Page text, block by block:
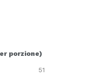
porzione)
51